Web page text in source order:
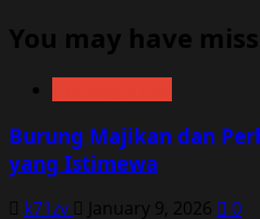
You may have
Burung Majikan dan
yang Istimewa
k71zv January 9, 2026
0